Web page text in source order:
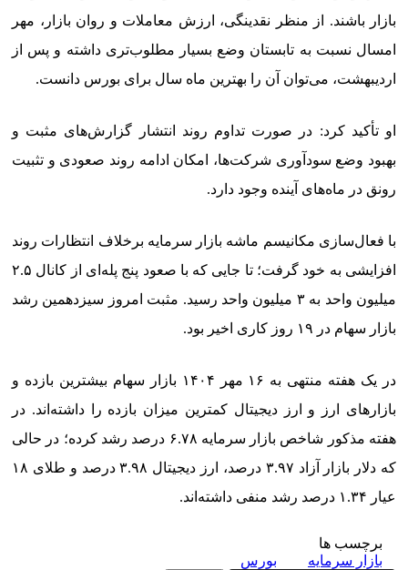
بازار باشند. از منظر نقدینگی، ارزش معاملات و روان بازار، مهر
امسال نسبت به تابستان وضع بسیار مطلوب‌تری داشته و پس از
اردیبهشت، می‌توان آن را بهترین ماه سال برای بورس دانست.
او تأکید کرد: در صورت تداوم روند انتشار گزارش‌های مثبت و
بهبود وضع سودآوری شرکت‌ها، امکان ادامه روند صعودی و تثبیت
رونق در ماه‌های آینده وجود دارد.
با فعال‌سازی مکانیسم ماشه بازار سرمایه برخلاف انتظارات روند
افزایشی به خود گرفت؛ تا جایی که با صعود پنج پله‌ای از کانال ۲.۵
میلیون واحد به ۳ میلیون واحد رسید. مثبت امروز سیزدهمین رشد
بازار سهام در ۱۹ روز کاری اخیر بود.
در یک هفته منتهی به ۱۶ مهر ۱۴۰۴ بازار سهام بیشترین بازده و
بازارهای ارز و ارز دیجیتال کمترین میزان بازده را داشته‌اند. در
هفته مذکور شاخص بازار سرمایه ۶.۷۸ درصد رشد کرده؛ در حالی
که دلار بازار آزاد ۳.۹۷ درصد، ارز دیجیتال ۳.۹۸ درصد و طلای ۱۸
عیار ۱.۳۴ درصد رشد منفی داشته‌اند.
برچسب ها
بازار سرمایه
بورس